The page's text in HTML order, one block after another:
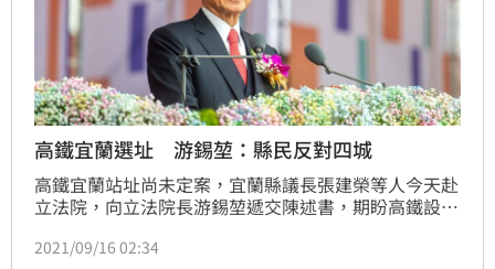
高鐵宜蘭選址 游錫堃：縣民反對四城
高鐵宜蘭站址尚未定案，宜蘭縣議長張建榮等人今天赴
立法院，向立法院長游錫堃遞交陳述書，期盼高鐵設在
對站址設在四城站，希望行政院深思。
2021/09/16 02:34